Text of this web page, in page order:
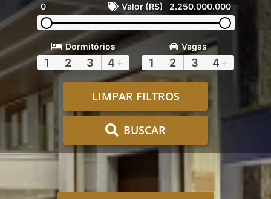
0 Valor (R$) 2.250.000.000
Dormitórios
1 2 3 4 +
Vagas
1 2 3 4 +
LIMPAR FILTROS
BUSCAR